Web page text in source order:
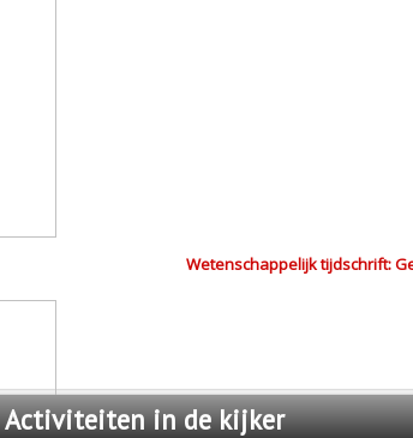
Wetenschappelijk tijdschrift:
Activiteitenin de kijker